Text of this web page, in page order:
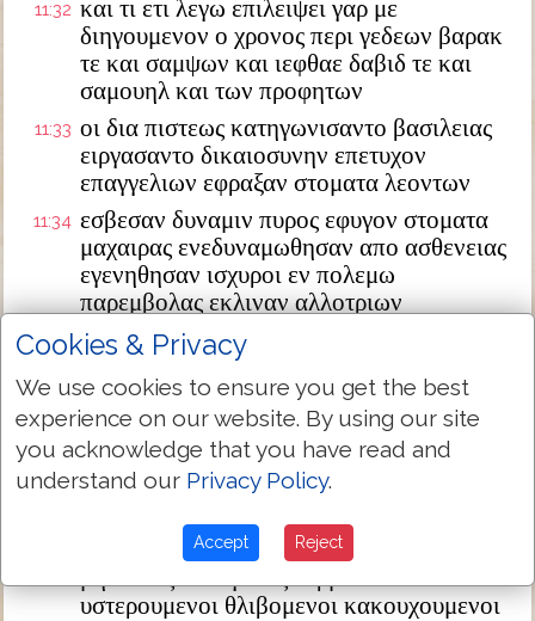
11:32 και τι ετι λεγω επιλειψει γαρ με
διηγουμενον ο χρονος περι γεδεων βαρακ
τε και σαμψων και ιεφθαε δαβιδ τε και
σαμουηλ και των προφητων
11:33 οι δια πιστεως κατηγωνισαντο βασιλειας
ειργασαντο δικαιοσυνην επετυχον
επαγγελιων εφραξαν στοματα λεοντων
11:34 εσβεσαν δυναμιν πυρος εφυγον στοματα
μαχαιρας ενεδυναμωθησαν απο ασθενειας
εγενηθησαν ισχυροι εν πολεμω
παρεμβολας εκλιναν αλλοτριων
11:35 ελαβον γυναικες εξ αναστασεως τους
νεκρους αυτων αλλοι δε ετυμπανισθησαν
ου προσδεξαμενοι την απολυτρωσιν ινα
κρειττονος αναστασεως τυχωσιν
11:36 ετεροι δε εμπαιγμων και μαστιγων πειραν
ελαβον ετι δε δεσμων και φυλακης
ελιθασθησαν επρισθησαν επειρασθησαν
εν φονω μαχαιρας απεθανον περιηλθον εν
μηλωταις εν αιγειοις δερμασιν
υστερουμενοι θλιβομενοι κακουχουμενοι
Cookies & Privacy
We use cookies to ensure you get the best
experience on our website. By using our site
you acknowledge that you have read and
understand our Privacy Policy.
Accept Reject